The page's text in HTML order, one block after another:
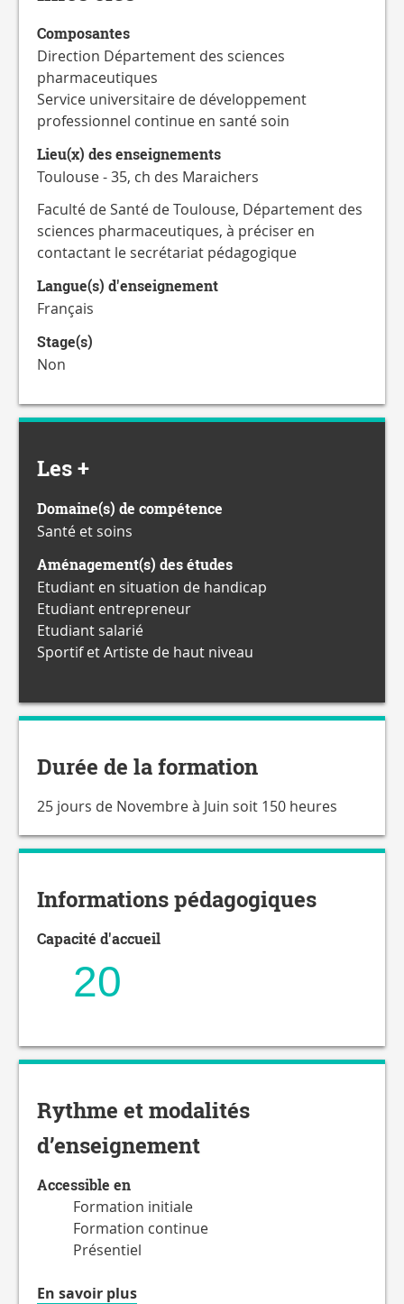
Composantes
Direction Département des sciences
pharmaceutiques
Service universitaire de développement
professionnel continue en santé soin
Lieu(x) des enseignements
Toulouse - 35, ch des Maraichers
Faculté de Santé de Toulouse, Département des
sciences pharmaceutiques, à préciser en
contactant le secrétariat pédagogique
Langue(s) d'enseignement
Français
Stage(s)
Non
Les +
Domaine(s) de compétence
Santé et soins
Aménagement(s) des études
Etudiant en situation de handicap
Etudiant entrepreneur
Etudiant salarié
Sportif et Artiste de haut niveau
Durée de la formation
25 jours de Novembre à Juin soit 150 heures
Informations pédagogiques
Capacité d'accueil
20
Rythme et modalités
d’enseignement
Accessible en
Formation initiale
Formation continue
Présentiel
En savoir plusà